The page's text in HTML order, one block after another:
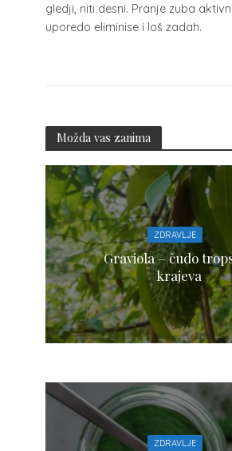
gledji, niti desni. Pranje zuba
uporedo eliminise i loš zadah.
Možda vas zanima
ZDRAVLJE
Graviola – čudo
krajeva
ZDRAVLJE